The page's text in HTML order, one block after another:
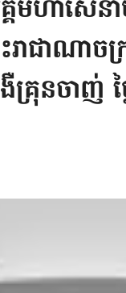
គមហាសេ
រាជាណាចក្
គ្រុនចាញ់